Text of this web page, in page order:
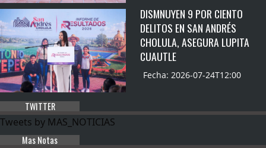
DISMNUYEN 9 POR CIENTO
DELITOS EN SAN ANDRÉS
CHOLULA, ASEGURA LUPITA
CUAUTLE
Fecha: 2026-07-24T12:00
TWITTER
Tweets by MAS_NOTICIAS
Mas Notas